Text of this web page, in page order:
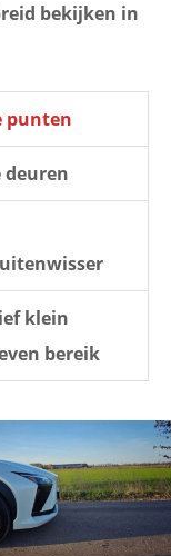
bekijken in
punten
deuren
klein
bereik